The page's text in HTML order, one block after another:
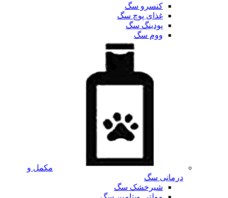
کنسرو سگ
غذای پوچ سگ
پودینگ سگ
ووم سگ
مکمل و
درمانی سگ
شیرخشک سگ